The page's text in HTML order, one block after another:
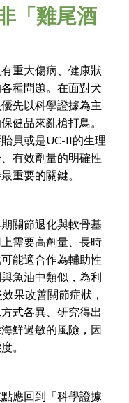
「雞尾酒
重大傷病、健康狀
種問題。在面對犬
先以科學證據為主
健品來亂槍打鳥。
貝或是UC-II的生理
有效劑量的明確性
重要的關鍵。
關節退化與軟骨基
需要高劑量、長時
能適合作為輔助性
魚油中類似，為利
果改善關節症狀，
式各異、研究得出
鮮過敏的風險，因
。
應回到「科學證據